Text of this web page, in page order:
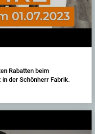
Rabatten beim
der Schönherr Fabrik.